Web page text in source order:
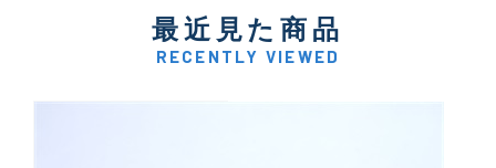
最近見た商品
RECENTLY VIEWED